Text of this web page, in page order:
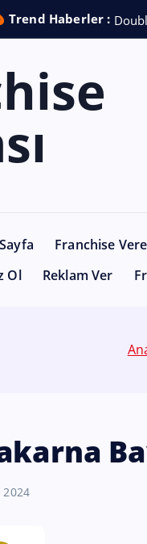
Trend Haberler : Doubl
Franchise
Ol
Reklam Ver
2024